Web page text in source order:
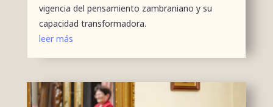
vigencia del pensamiento zambraniano y su
capacidad transformadora.
leer más